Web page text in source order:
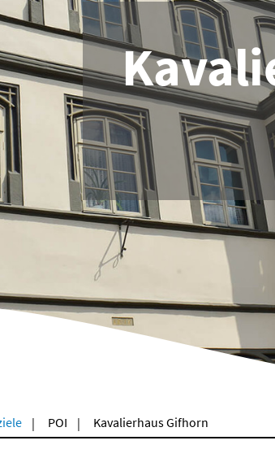
POI Kavalierhaus Gifhorn